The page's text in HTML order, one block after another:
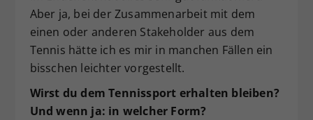
Aber ja, bei der Zusammenarbeit mit dem
einen oder anderen Stakeholder aus dem
Tennis hätte ich es mir in manchen Fällen ein
bisschen leichter vorgestellt.
Wirst du dem Tennissport erhalten bleiben?
Und wenn ja: in welcher Form?